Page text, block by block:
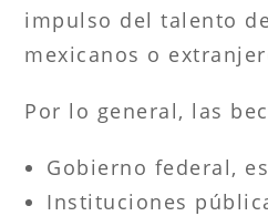
impulso del talento
mexicanos o
Por lo general, las
Gobierno federal,
Instituciones